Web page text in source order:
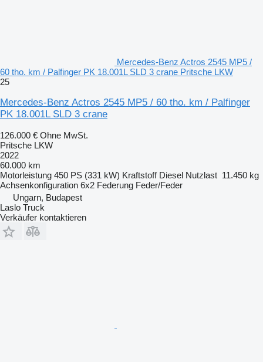
Mercedes-Benz Actros 2545 MP5 /
60 tho. km / Palfinger PK 18.001L SLD 3 crane Pritsche LKW
25
Mercedes-Benz Actros 2545 MP5 / 60 tho. km / Palfinger
PK 18.001L SLD 3 crane
126.000 € Ohne MwSt.
Pritsche LKW
2022
60.000 km
Motorleistung 450 PS (331 kW) Kraftstoff Diesel Nutzlast 11.450 kg
Achsenkonfiguration 6x2 Federung Feder/Feder
Ungarn, Budapest
Laslo Truck
Verkäufer kontaktieren